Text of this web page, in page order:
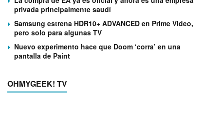
privada principalmente saudí
Samsung estrena HDR10+ ADVANCED en Prime Video,
pero solo para algunas TV
Nuevo experimento hace que Doom ‘corra’ en una
pantalla de Paint
OHMYGEEK! TV